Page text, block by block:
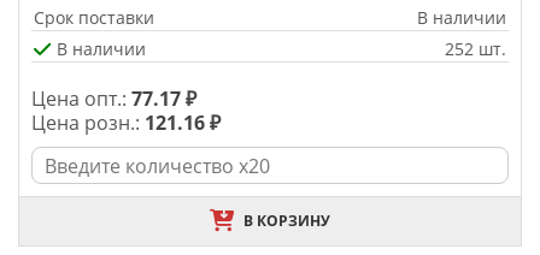
Срок поставки
В наличии
В наличии
252 шт.
Цена опт.: 77.17 ₽
Цена розн.: 121.16 ₽
В КОРЗИНУ